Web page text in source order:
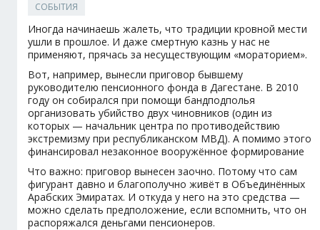
СОБЫТИЯ
Иногда начинаешь жалеть, что традиции кровной мести
ушли в прошлое. И даже смертную казнь у нас не
применяют, прячась за несуществующим «мораторием».
Вот, например, вынесли приговор бывшему
руководителю пенсионного фонда в Дагестане. В 2010
году он собирался при помощи бандподполья
организовать убийство двух чиновников (один из
которых — начальник центра по противодействию
экстремизму при республиканском МВД). А помимо этого
финансировал незаконное вооружённое формирование
Что важно: приговор вынесен заочно. Потому что сам
фигурант давно и благополучно живёт в Объединённых
Арабских Эмиратах. И откуда у него на это средства —
можно сделать предположение, если вспомнить, что он
распоряжался деньгами пенсионеров.